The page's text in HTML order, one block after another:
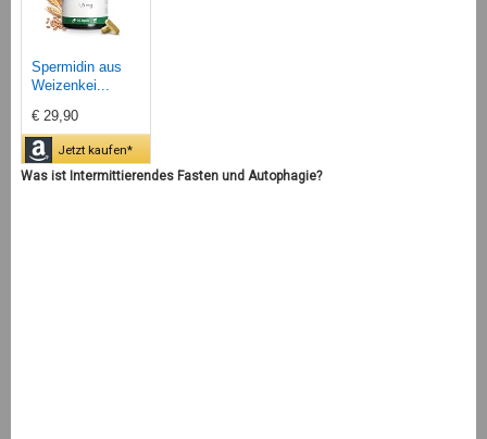
Spermidin aus
Weizenkei...
€ 29,90
Jetzt kaufen*
Was ist Intermittierendes Fasten und Autophagie?